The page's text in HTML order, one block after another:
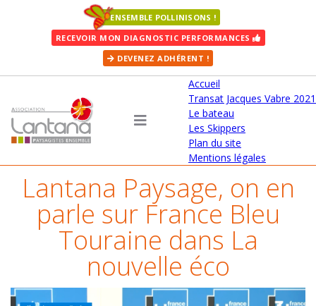
ENSEMBLE POLLINISONS !
RECEVOIR MON DIAGNOSTIC PERFORMANCES
DEVENEZ ADHÉRENT !
Accueil
Transat Jacques Vabre 2021
Le bateau
Les Skippers
Plan du site
Mentions légales
Lantana Paysage, on en
parle sur France Bleu
Touraine dans La
nouvelle éco